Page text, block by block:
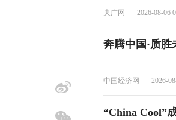
央广网 2026-08-06
奔腾中国·质
中国经济网 2026-
“China Cool”